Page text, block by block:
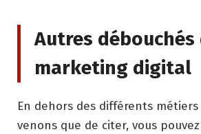
Autres débouchés
marketing digital
En dehors des différents
venons que de citer, vous